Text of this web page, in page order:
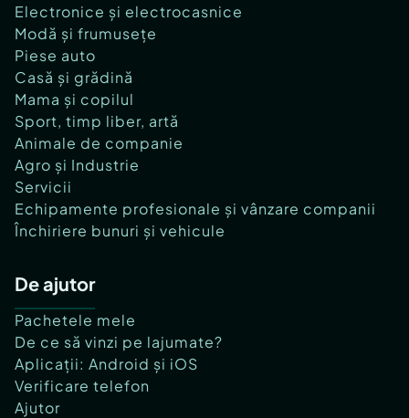
Electronice și electrocasnice
Modă și frumusețe
Piese auto
Casă și grădină
Mama și copilul
Sport, timp liber, artă
Animale de companie
Agro și Industrie
Servicii
Echipamente profesionale și vânzare companii
Închiriere bunuri și vehicule
De ajutor
Pachetele mele
De ce să vinzi pe lajumate?
Aplicații: Android și iOS
Verificare telefon
Ajutor